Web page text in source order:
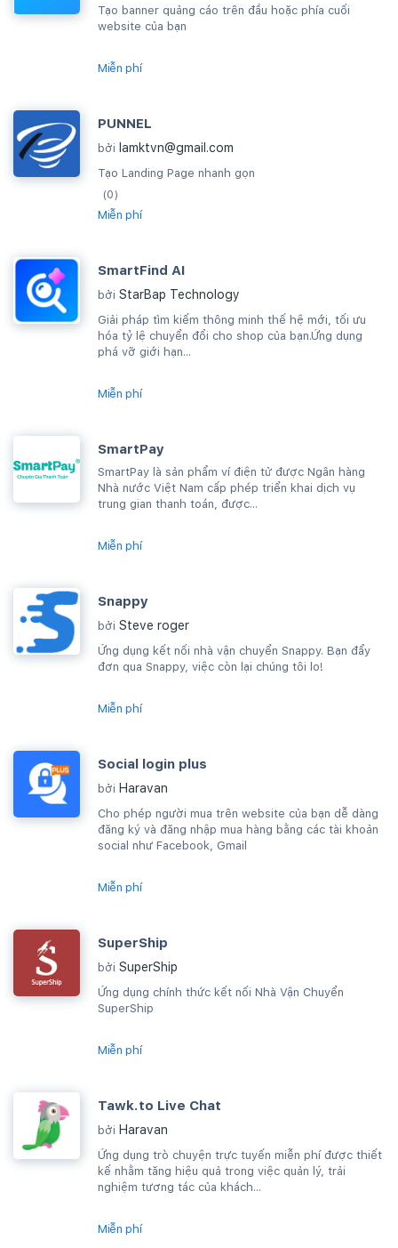
Tạo banner quảng cáo trên đầu hoặc phía cuối
website của bạn
Miễn phí
PUNNEL
bởi lamktvn@gmail.com
Tạo Landing Page nhanh gọn
(0)
Miễn phí
SmartFind AI
bởi StarBap Technology
Giải pháp tìm kiếm thông minh thế hệ mới, tối ưu
hóa tỷ lệ chuyển đổi cho shop của bạn.Ứng dụng
phá vỡ giới hạn...
Miễn phí
SmartPay
SmartPay là sản phẩm ví điện tử được Ngân hàng
Nhà nước Việt Nam cấp phép triển khai dịch vụ
trung gian thanh toán, được...
Miễn phí
Snappy
bởi Steve roger
Ứng dụng kết nối nhà vận chuyển Snappy. Bạn đẩy
đơn qua Snappy, việc còn lại chúng tôi lo!
Miễn phí
Social login plus
bởi Haravan
Cho phép người mua trên website của bạn dễ dàng
đăng ký và đăng nhập mua hàng bằng các tài khoản
social như Facebook, Gmail
Miễn phí
SuperShip
bởi SuperShip
Ứng dụng chính thức kết nối Nhà Vận Chuyển
SuperShip
Miễn phí
Tawk.to Live Chat
bởi Haravan
Ứng dụng trò chuyện trực tuyến miễn phí được thiết
kế nhằm tăng hiệu quả trong việc quản lý, trải
nghiệm tương tác của khách...
Miễn phí